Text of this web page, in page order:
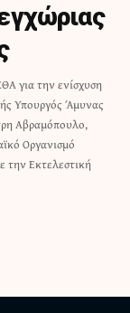
για την ενίσχυση
Υπουργός Άμυνας
Αβραμόπουλο,
Οργανισμό
την Εκτελεστική